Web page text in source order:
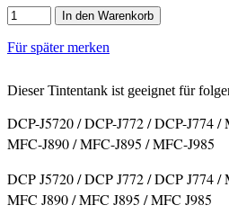
In den Warenkorb
Für später merken
Dieser Tintentank ist geeignet für
DCP-J5720 /DCP-J772 / DCP-J774
MFC-J890 / MFC-J895 / MFC-J985
DCP J5720 / DCP J772 / DCP J774 /
MFC J890 / MFC J895 / MFC J985